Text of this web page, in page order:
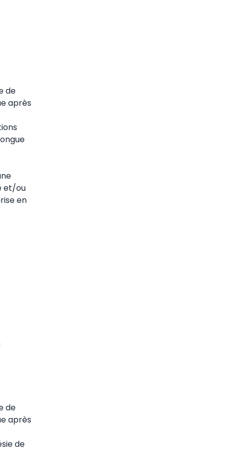
de
après
et/ou
en
de
après
de